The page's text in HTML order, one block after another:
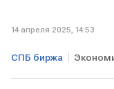
14 апреля 2025, 14:53
СПБ биржа
Акции Торги